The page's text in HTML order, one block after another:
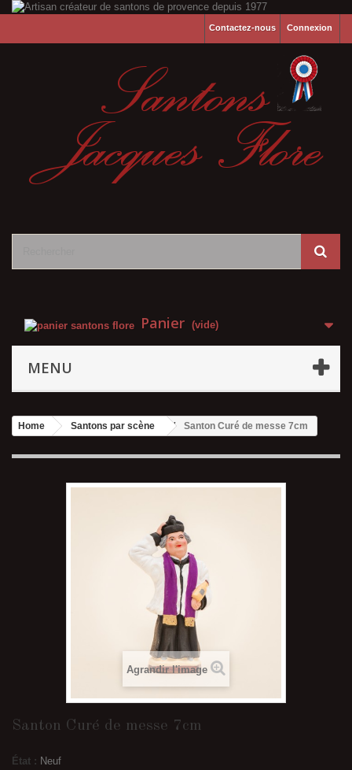
Connexion
Contactez-nous
Panier (vide)
MENU
Home Santons par scène Santon Curé de messe 7cm
Agrandir l'image
Santon Curé de messe 7cm
État : Neuf